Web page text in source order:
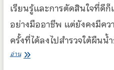
เรียนรู้และการตัดสินใจที่ดี
อย่างมืออาชีพ แต่ยังคงมีค
ครั้งที่ได้ลงไปสำรวจใต้ผืนน้
อ่านวัน